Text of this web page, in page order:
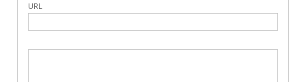
URL